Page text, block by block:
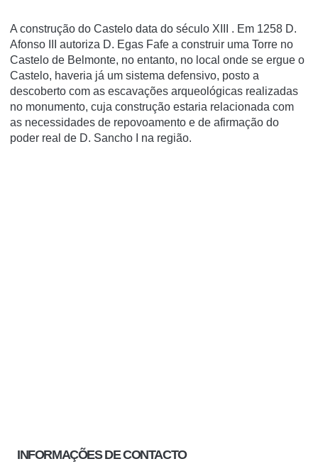
A construção do Castelo data do século XIII . Em 1258 D.
Afonso III autoriza D. Egas Fafe a construir uma Torre no
Castelo de Belmonte, no entanto, no local onde se ergue o
Castelo, haveria já um sistema defensivo, posto a
descoberto com as escavações arqueológicas realizadas
no monumento, cuja construção estaria relacionada com
as necessidades de repovoamento e de afirmação do
poder real de D. Sancho I na região.
INFORMAÇÕES DE CONTACTO